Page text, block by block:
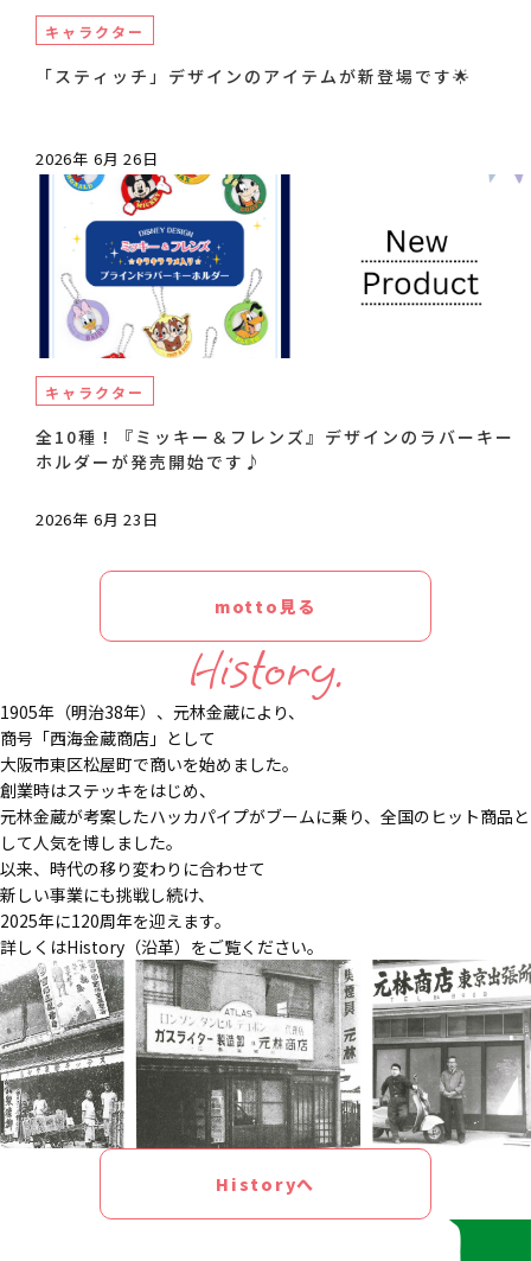
キャラクター
「スティッチ」デザインのアイテムが新登場です🌟
2026年 6月 26日
キャラクター
全10種！『ミッキー＆フレンズ』デザインのラバーキー
ホルダーが発売開始です♪
2026年 6月 23日
motto見る
History.
1905年（明治38年）、元林金蔵により、
商号「西海金蔵商店」として
大阪市東区松屋町で商いを始めました。
創業時はステッキをはじめ、
元林金蔵が考案したハッカパイプがブームに乗り、全国のヒット商品と
して人気を博しました。
以来、時代の移り変わりに合わせて
新しい事業にも挑戦し続け、
2025年に120周年を迎えます。
詳しくはHistory（沿革）をご覧ください。
Historyへ